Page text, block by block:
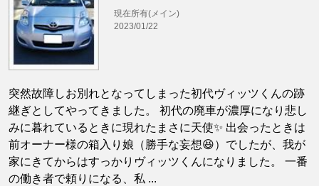
現在所有(メイン)
2023/01/22
突然故障しお別れとなってしまった初代ヴィッツくんの跡
継ぎとしてやってきました。 初代の廃車が濃厚になり悲し
みに暮れているときに現れたまさに天使✨ 出会ったときは
前オーナー様の箱入り娘（勝手な妄想😆）でしたが、我が
家にきてからはすっかりヴィッツくんになりました。 一番
の働き者で頼りになる、私 ...